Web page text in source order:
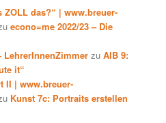
ZOLL das?“ | www.breuer-
econo=me 2022/23 – Die
LehrerInnenZimmer zuAIB 9:
it“
II | www.breuer-
Kunst 7c: Portraits erstellen